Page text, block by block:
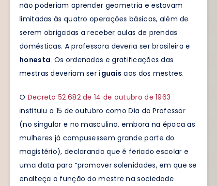
não poderiam aprender geometria e estavam
limitadas às quatro operações básicas, além de
serem obrigadas a receber aulas de prendas
domésticas. A professora deveria ser brasileira e
honesta. Os ordenados e gratificações das
mestras deveriam ser iguais aos dos mestres.
O Decreto 52.682 de 14 de outubro de 1963
instituiu o 15 de outubro como Dia do Professor
(no singular e no masculino, embora na época as
mulheres já compusessem grande parte do
magistério), declarando que é feriado escolar e
uma data para “promover solenidades, em que se
enalteça a função do mestre na sociedade